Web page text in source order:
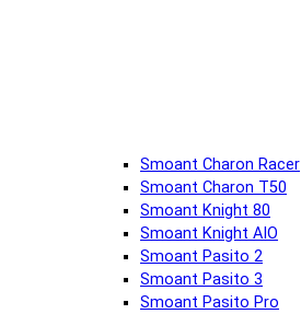
Smoant Charon Racer
Smoant Charon T50
Smoant Knight 80
Smoant Knight AIO
Smoant Pasito 2
Smoant Pasito 3
Smoant Pasito Pro